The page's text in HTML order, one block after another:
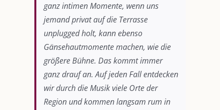
ganz intimen Momente, wenn uns
jemand privat auf die Terrasse
unplugged holt, kann ebenso
Gänsehautmomente machen, wie die
größere Bühne. Das kommt immer
ganz drauf an. Auf jeden Fall entdecken
wir durch die Musik viele Orte der
Region und kommen langsam rum in